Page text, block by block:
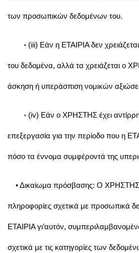
των προσωπικών δεδομένων του.
◦ (iii) Eάν η ΕΤΑΙΡΙΑ δεν
του δεδομένα, αλλά τα χρειάζεται ο
άσκηση ή υπεράσπιση νομικών
◦ (iv) Εάν ο ΧΡΗΣΤΗΣ έχει
επεξεργασία για την περίοδο που η
πόσο τα έννομα συμφέροντά της
• Δικαίωμα πρόσβασης: Ο ΧΡΗΣΤΗΣ
πληροφορίες σχετικά με προσωπικά
ΕΤΑΙΡΙΑ γι’αυτόν,
σχετικά με τις κατηγορίες των